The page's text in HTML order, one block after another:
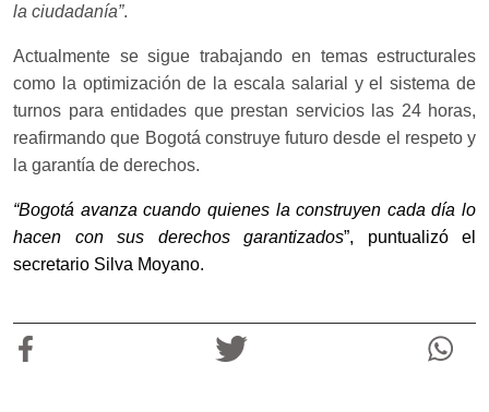
la ciudadanía”.
Actualmente se sigue trabajando en temas estructurales
como la optimización de la escala salarial y el sistema de
turnos para entidades que prestan servicios las 24 horas,
reafirmando que Bogotá construye futuro desde el respeto y
la garantía de derechos.
“Bogotá avanza cuando quienes la construyen cada día lo
hacen con sus derechos garantizados”, puntualizó el
secretario Silva Moyano.